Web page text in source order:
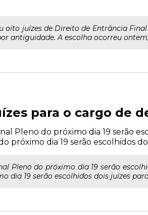
oito juízes de Direito de Entrância
antiguidade. A escolha ocorreu
para o cargo de
Pleno do próximo dia 19 serão
próximo dia 19 serão escolhidos
Pleno do próximo dia 19 serão
dia 19 serão escolhidos dois juízes